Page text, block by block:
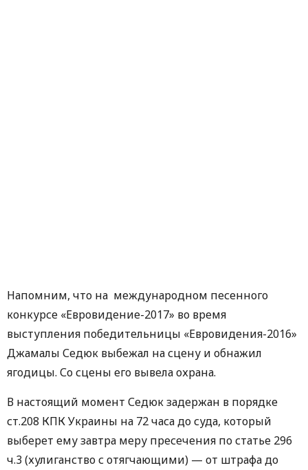
Напомним, что на международном песенного
конкурсе «Евровидение-2017» во время
выступления победительницы «Евровидения-2016»
Джамалы Седюк выбежал на сцену и обнажил
ягодицы. Со сцены его вывела охрана.
В настоящий момент Седюк задержан в порядке
ст.208 КПК Украины на 72 часа до суда, который
выберет ему завтра меру пресечения по статье 296
ч.3 (хулиганство с отягчающими) — от штрафа до